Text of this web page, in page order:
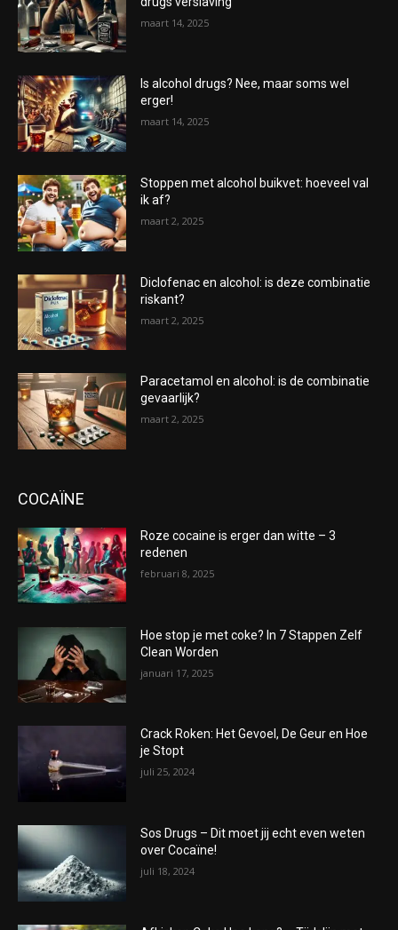
maart 14, 2025
Is alcohol drugs? Nee, maar soms wel
erger!
maart 14, 2025
Stoppen met alcohol buikvet: hoeveel val
ik af?
maart 2, 2025
Diclofenac en alcohol: is deze combinatie
riskant?
maart 2, 2025
Paracetamol en alcohol: is de combinatie
gevaarlijk?
maart 2, 2025
COCAÏNE
Roze cocaine is erger dan witte – 3
redenen
februari 8, 2025
Hoe stop je met coke? In 7 Stappen Zelf
Clean Worden
januari 17, 2025
Crack Roken: Het Gevoel, De Geur en Hoe
je Stopt
juli 25, 2024
Sos Drugs – Dit moet jij echt even weten
over Cocaïne!
juli 18, 2024